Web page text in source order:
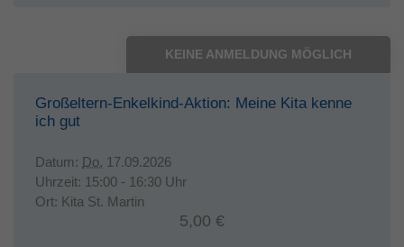
KEINE ANMELDUNG MÖGLICH
Großeltern-Enkelkind-Aktion: Meine Kita kenne
ich gut
Datum: Do. 17.09.2026
Uhrzeit: 15:00 - 16:30 Uhr
Ort: Kita St. Martin
5,00 €